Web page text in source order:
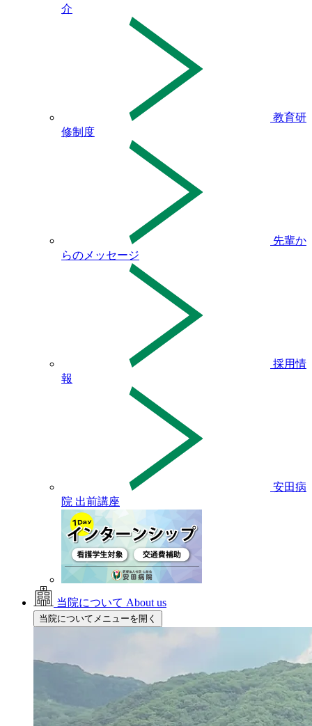
介
教育研
修制度
先輩か
らのメッセージ
採用情
報
安田病
院 出前講座
当院について About us
当院についてメニューを開く